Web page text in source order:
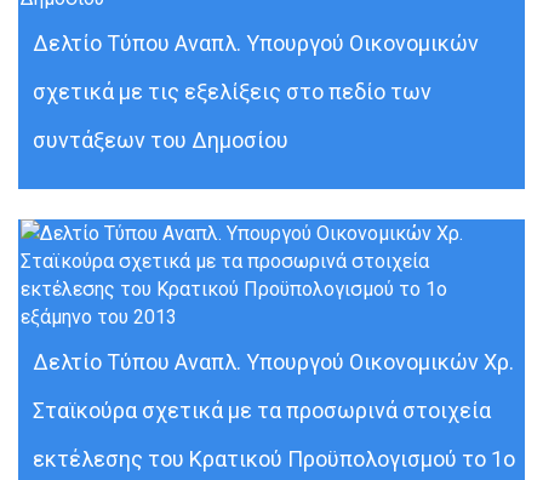
Δελτίο Τύπου Αναπλ. Υπουργού Οικονομικών
σχετικά με τις εξελίξεις στο πεδίο των
συντάξεων του Δημοσίου
Δελτίο Τύπου Αναπλ. Υπουργού Οικονομικών Χρ.
Σταϊκούρα σχετικά με τα προσωρινά στοιχεία
εκτέλεσης του Κρατικού Προϋπολογισμού το 1ο